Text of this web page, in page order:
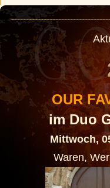
OUR
im Duo
Mittwoch,
Waren,